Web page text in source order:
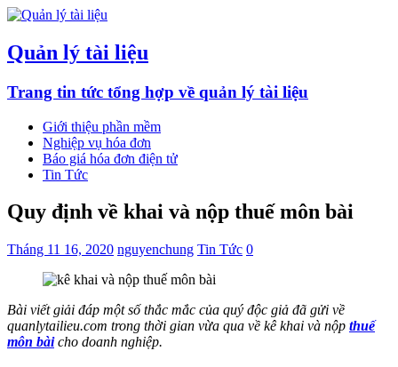
Quản lý tài liệu
Trang tin tức tổng hợp về quản lý tài liệu
Giới thiệu phần mềm
Nghiệp vụ hóa đơn
Báo giá hóa đơn điện tử
Tin Tức
Quy định về khai và nộp thuế môn bài
Tháng 11 16, 2020 nguyenchung Tin Tức 0
Bài viết giải đáp một số thắc mắc của quý độc giả đã gửi về
quanlytailieu.com trong thời gian vừa qua về kê khai và nộp thuế
môn bàicho doanh nghiệp.